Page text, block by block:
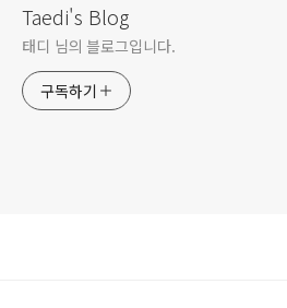
Taedi's Blog
태디 님의 블로그입니다.
구독하기